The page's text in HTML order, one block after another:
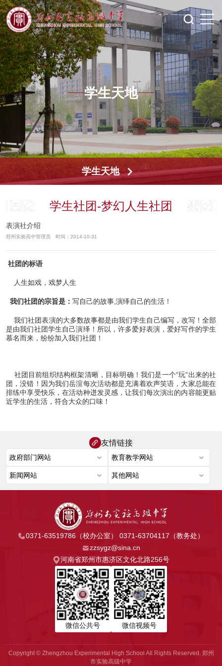
学生天地
学生天地
学生社团-梦幻人生社团
表演社介绍
郑州实验高中管理员 时间：2014-10-31
社团的标语
人生如戏，戏梦人生
我们社团的宗旨是： 写自己的故事,演绎自己的生活！
我们社团表演的大多数故事都是由我们学生自己编写，改写！全部
是由我们社团学生自己演绎！所以，许多爱好表演，爱好写作的学生
慕名而来，纷纷加入我们社团！
社团目前组织结构框架清晰，目标明确！我们是一个“玩”出来的社
团，没错！因为我们岳渲每次活动都是充满着欢声笑语，大家总能在
排练中享受快乐，在活动种迸发灵感，让我们每次演出的内容能更贴
近学生的生活，符合大众的口味！
友情链接
0371-63519786（校办公室） 0371-63704117（教务处）
zzsygz@sina.cn
河南省郑州市惠济区文化北路256号
微信公共号 微信视频号
Copyright © Zhengzhou Experimental High School All Rights Reserved. 郑州
市实验高级中学